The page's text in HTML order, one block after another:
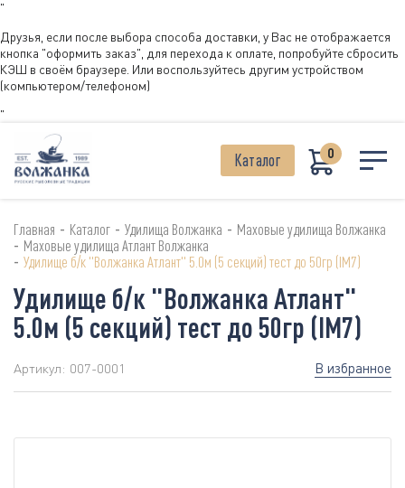
"
Друзья, если после выбора способа доставки, у Вас не отображается
кнопка "оформить заказ", для перехода к оплате, попробуйте сбросить
КЭШ в своём браузере. Или воспользуйтесь другим устройством
(компьютером/телефоном)
"
Каталог 0
Главная - Каталог - Удилища Волжанка - Маховые удилища Волжанка
- Маховые удилища Атлант Волжанка
- Удилище б/к "Волжанка Атлант" 5.0м (5 секций) тест до 50гр (IM7)
Удилище б/к "Волжанка Атлант"
5.0м (5 секций) тест до 50гр (IM7)
Артикул: 007-0001 В избранное